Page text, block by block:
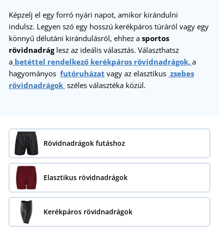
Képzelj el egy forró nyári napot, amikor kirándulni
indulsz. Legyen szó egy hosszú kerékpáros túráról vagy egy
könnyű délutáni kirándulásról, ehhez a sportos
rövidnadráglesz az ideális választás. Választhatsz
a betéttel rendelkező kerékpáros rövidnadrágok, a
hagyományos futóruházat vagy az elasztikus zsebes
rövidnadrágok széles választéka közül.
Rövidnadrágok futáshoz
Elasztikus rövidnadrágok
Kerékpáros rövidnadrágok